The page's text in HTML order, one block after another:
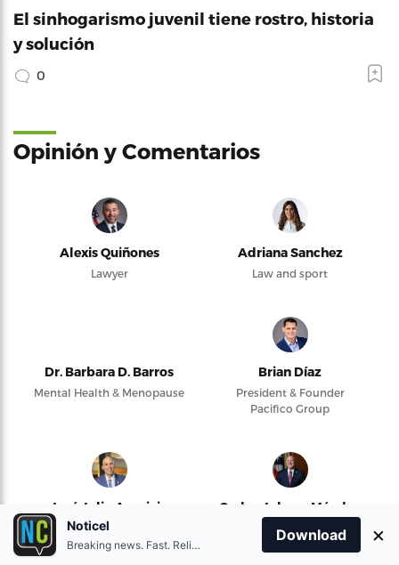
El sinhogarismo juvenil tiene rostro, historia
y solución
0
Opinión y Comentarios
Alexis Quiñones
Lawyer
Adriana Sanchez
Law and sport
Dr. Barbara D. Barros
Mental Health & Menopause
Brian Díaz
President & Founder
Pacifico Group
José Julio Aparicio
Politics and law
Carlos Johnny Méndez
Noticel
Breaking news. Fast. Reliable.
Download ×